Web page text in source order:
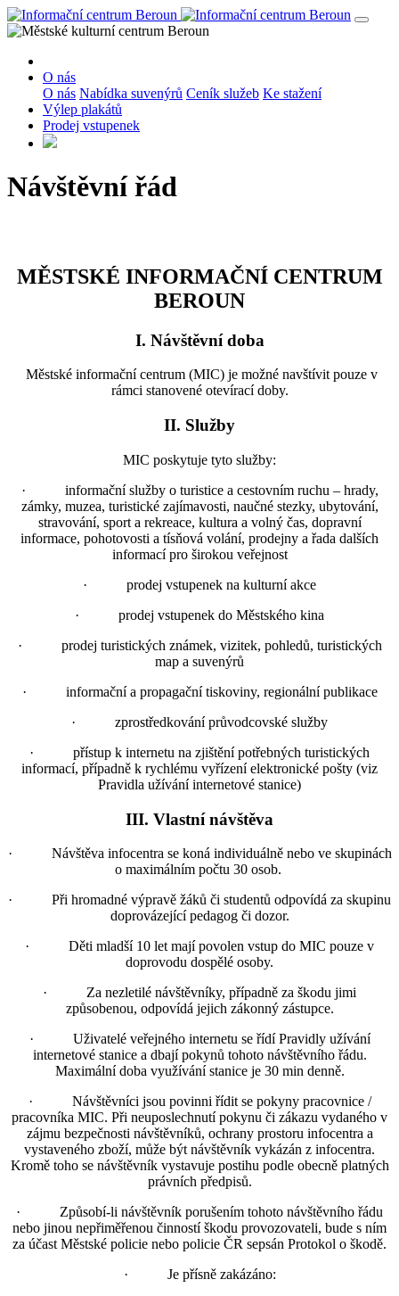
O nás
O nás Nabídka suvenýrů Ceník služeb Ke stažení
Výlep plakátů
Prodej vstupenek
Návštěvní řád
MĚSTSKÉ INFORMAČNÍ CENTRUM
BEROUN
I. Návštěvní doba
Městské informační centrum (MIC) je možné navštívit pouze v
rámci stanovené otevírací doby.
II. Služby
MIC poskytuje tyto služby:
· informační služby o turistice a cestovním ruchu – hrady,
zámky, muzea, turistické zajímavosti, naučné stezky, ubytování,
stravování, sport a rekreace, kultura a volný čas, dopravní
informace, pohotovosti a tísňová volání, prodejny a řada dalších
informací pro širokou veřejnost
· prodej vstupenek na kulturní akce
· prodej vstupenek do Městského kina
· prodej turistických známek, vizitek, pohledů, turistických
map a suvenýrů
· informační a propagační tiskoviny, regionální publikace
· zprostředkování průvodcovské služby
· přístup k internetu na zjištění potřebných turistických
informací, případně k rychlému vyřízení elektronické pošty (viz
Pravidla užívání internetové stanice)
III. Vlastní návštěva
· Návštěva infocentra se koná individuálně nebo ve skupinách
o maximálním počtu 30 osob.
· Při hromadné výpravě žáků či studentů odpovídá za skupinu
doprovázející pedagog či dozor.
· Děti mladší 10 let mají povolen vstup do MIC pouze v
doprovodu dospělé osoby.
· Za nezletilé návštěvníky, případně za škodu jimi
způsobenou, odpovídá jejich zákonný zástupce.
· Uživatelé veřejného internetu se řídí Pravidly užívání
internetové stanice a dbají pokynů tohoto návštěvního řádu.
Maximální doba využívání stanice je 30 min denně.
· Návštěvníci jsou povinni řídit se pokyny pracovnice /
pracovníka MIC. Při neuposlechnutí pokynu či zákazu vydaného v
zájmu bezpečnosti návštěvníků, ochrany prostoru infocentra a
vystaveného zboží, může být návštěvník vykázán z infocentra.
Kromě toho se návštěvník vystavuje postihu podle obecně platných
právních předpisů.
· Způsobí-li návštěvník porušením tohoto návštěvního řádu
nebo jinou nepřiměřenou činností škodu provozovateli, bude s ním
za účast Městské policie nebo policie ČR sepsán Protokol o škodě.
· Je přísně zakázáno: